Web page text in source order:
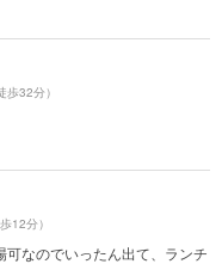
歩32分）
歩12分）
なのでいったん出て、ランチ